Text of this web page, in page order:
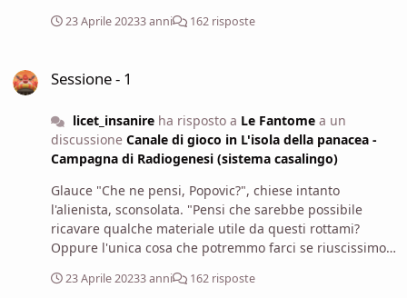
testa pelata: le strumentazioni nella torre erano
Tuttavia, le condizioni di profondo degrado nel quale
qualcosa di utile che non fossero rottami di metallo e
qualche componente elettronica. In ogni caso avrebbe
avuto bisogno di qualche strumento per "smontare" il
23 Aprile 20233 anni 162 risposte
Sessione - 1
licet_insanireha risposto a Le Fantomea un
discussione Canale di gioco in L'isola della panacea -
Campagna di Radiogenesi (sistema casalingo)
Glauce "Che ne pensi, Popovic?", chiese intanto
l'alienista, sconsolata. "Pensi che sarebbe possibile
ricavare qualche materiale utile da questi rottami?
Oppure l'unica cosa che potremmo farci se riuscissimo
armature?"
23 Aprile 20233 anni 162 risposte